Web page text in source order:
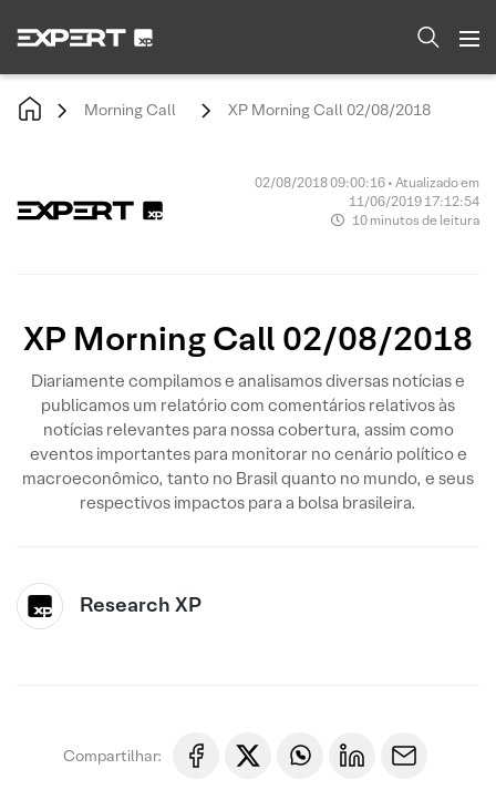
Morning Call XP Morning Call 02/08/2018
02/08/2018 09:00:16 • Atualizado em
11/06/2019 17:12:54
10 minutos de leitura
XP Morning Call 02/08/2018
Diariamente compilamos e analisamos diversas notícias e
publicamos um relatório com comentários relativos às
notícias relevantes para nossa cobertura, assim como
eventos importantes para monitorar no cenário político e
macroeconômico, tanto no Brasil quanto no mundo, e seus
respectivos impactos para a bolsa brasileira.
Research XP
Compartilhar: